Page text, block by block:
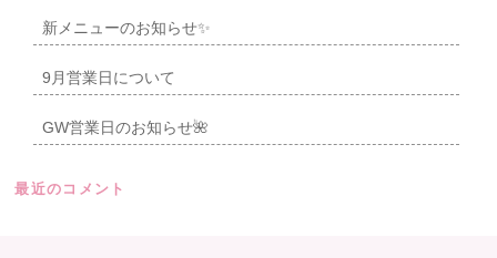
新メニューのお知らせ✨
9月営業日について
GW営業日のお知らせ🌺
最近のコメント